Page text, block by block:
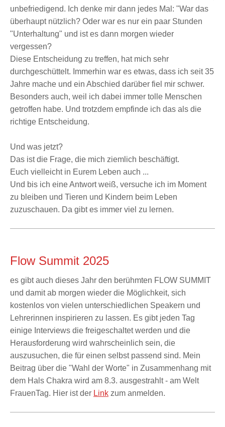
unbefriedigend. Ich denke mir dann jedes Mal: "War das
überhaupt nützlich? Oder war es nur ein paar Stunden
"Unterhaltung" und ist es dann morgen wieder
vergessen?
Diese Entscheidung zu treffen, hat mich sehr
durchgeschüttelt. Immerhin war es etwas, dass ich seit 35
Jahre mache und ein Abschied darüber fiel mir schwer.
Besonders auch, weil ich dabei immer tolle Menschen
getroffen habe. Und trotzdem empfinde ich das als die
richtige Entscheidung.
Und was jetzt?
Das ist die Frage, die mich ziemlich beschäftigt.
Euch vielleicht in Eurem Leben auch ...
Und bis ich eine Antwort weiß, versuche ich im Moment
zu bleiben und Tieren und Kindern beim Leben
zuzuschauen. Da gibt es immer viel zu lernen.
Flow Summit 2025
es gibt auch dieses Jahr den berühmten FLOW SUMMIT
und damit ab morgen wieder die Möglichkeit, sich
kostenlos von vielen unterschiedlichen Speakern und
Lehrerinnen inspirieren zu lassen. Es gibt jeden Tag
einige Interviews die freigeschaltet werden und die
Herausforderung wird wahrscheinlich sein, die
auszusuchen, die für einen selbst passend sind. Mein
Beitrag über die "Wahl der Worte" in Zusammenhang mit
dem Hals Chakra wird am 8.3. ausgestrahlt - am Welt
FrauenTag. Hier ist der Link zum anmelden.